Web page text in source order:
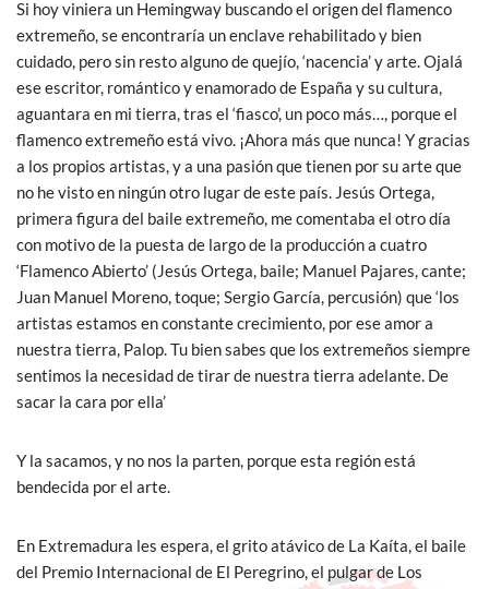
Si hoy viniera un Hemingway buscando el origen del flamenco
extremeño, se encontraría un enclave rehabilitado y bien
cuidado, pero sin resto alguno de quejío, ‘nacencia’ y arte. Ojalá
ese escritor, romántico y enamorado de España y su cultura,
aguantara en mi tierra, tras el ‘fiasco’, un poco más…, porque el
flamenco extremeño está vivo. ¡Ahora más que nunca! Y gracias
a los propios artistas, y a una pasión que tienen por su arte que
no he visto en ningún otro lugar de este país. Jesús Ortega,
primera figura del baile extremeño, me comentaba el otro día
con motivo de la puesta de largo de la producción a cuatro
‘Flamenco Abierto’ (Jesús Ortega, baile; Manuel Pajares, cante;
Juan Manuel Moreno, toque; Sergio García, percusión) que ‘los
artistas estamos en constante crecimiento, por ese amor a
nuestra tierra, Palop. Tu bien sabes que los extremeños siempre
sentimos la necesidad de tirar de nuestra tierra adelante. De
sacar la cara por ella’
Y la sacamos, y no nos la parten, porque esta región está
bendecida por el arte.
En Extremadura les espera, el grito atávico de La Kaíta, el baile
del Premio Internacional de El Peregrino, el pulgar de Los